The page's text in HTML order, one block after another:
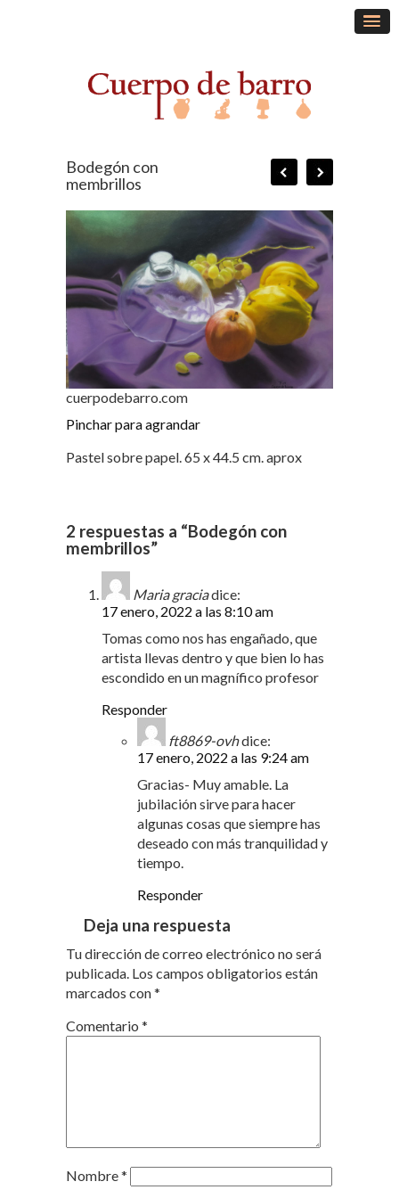
Bodegón con
membrillos
cuerpodebarro.com
Pinchar para agrandar
Pastel sobre papel. 65 x 44.5 cm. aprox
2 respuestas a “Bodegón con
membrillos”
Maria graciadice:
17 enero, 2022 a las 8:10 am
Tomas como nos has engañado, que
artista llevas dentro y que bien lo has
escondido en un magnífico profesor
Responder
ft8869-ovhdice:
17 enero, 2022 a las 9:24 am
Gracias- Muy amable. La
jubilación sirve para hacer
algunas cosas que siempre has
deseado con más tranquilidad y
tiempo.
Responder
Deja una respuesta
Tu dirección de correo electrónico no será
publicada. Los campos obligatorios están
marcados con*
Comentario *
Nombre*